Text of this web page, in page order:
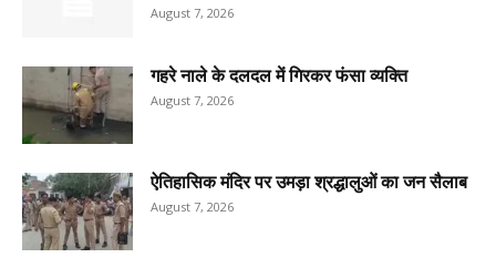
August 7, 2026
गहरे नाले के दलदल में गिरकर फंसा व्यक्ति
August 7, 2026
ऐतिहासिक मंदिर पर उमड़ा श्रद्धालुओं का जन सैलाब
August 7, 2026